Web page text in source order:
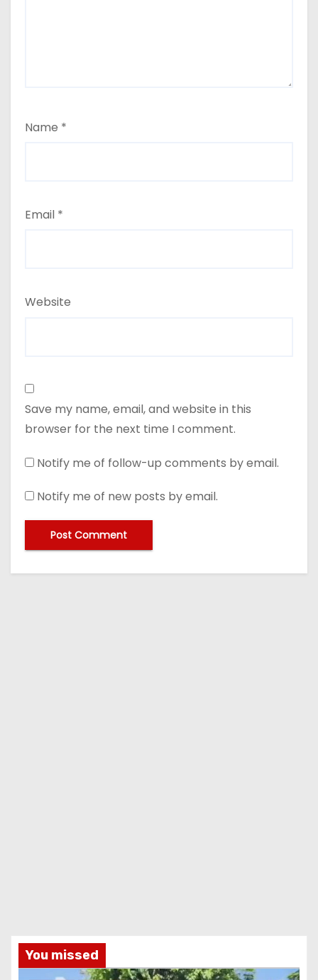
Name *
Email *
Website
Save my name, email, and website in this
browser for the next time I comment.
Notify me of follow-up comments by email.
Notify me of new posts by email.
You missed